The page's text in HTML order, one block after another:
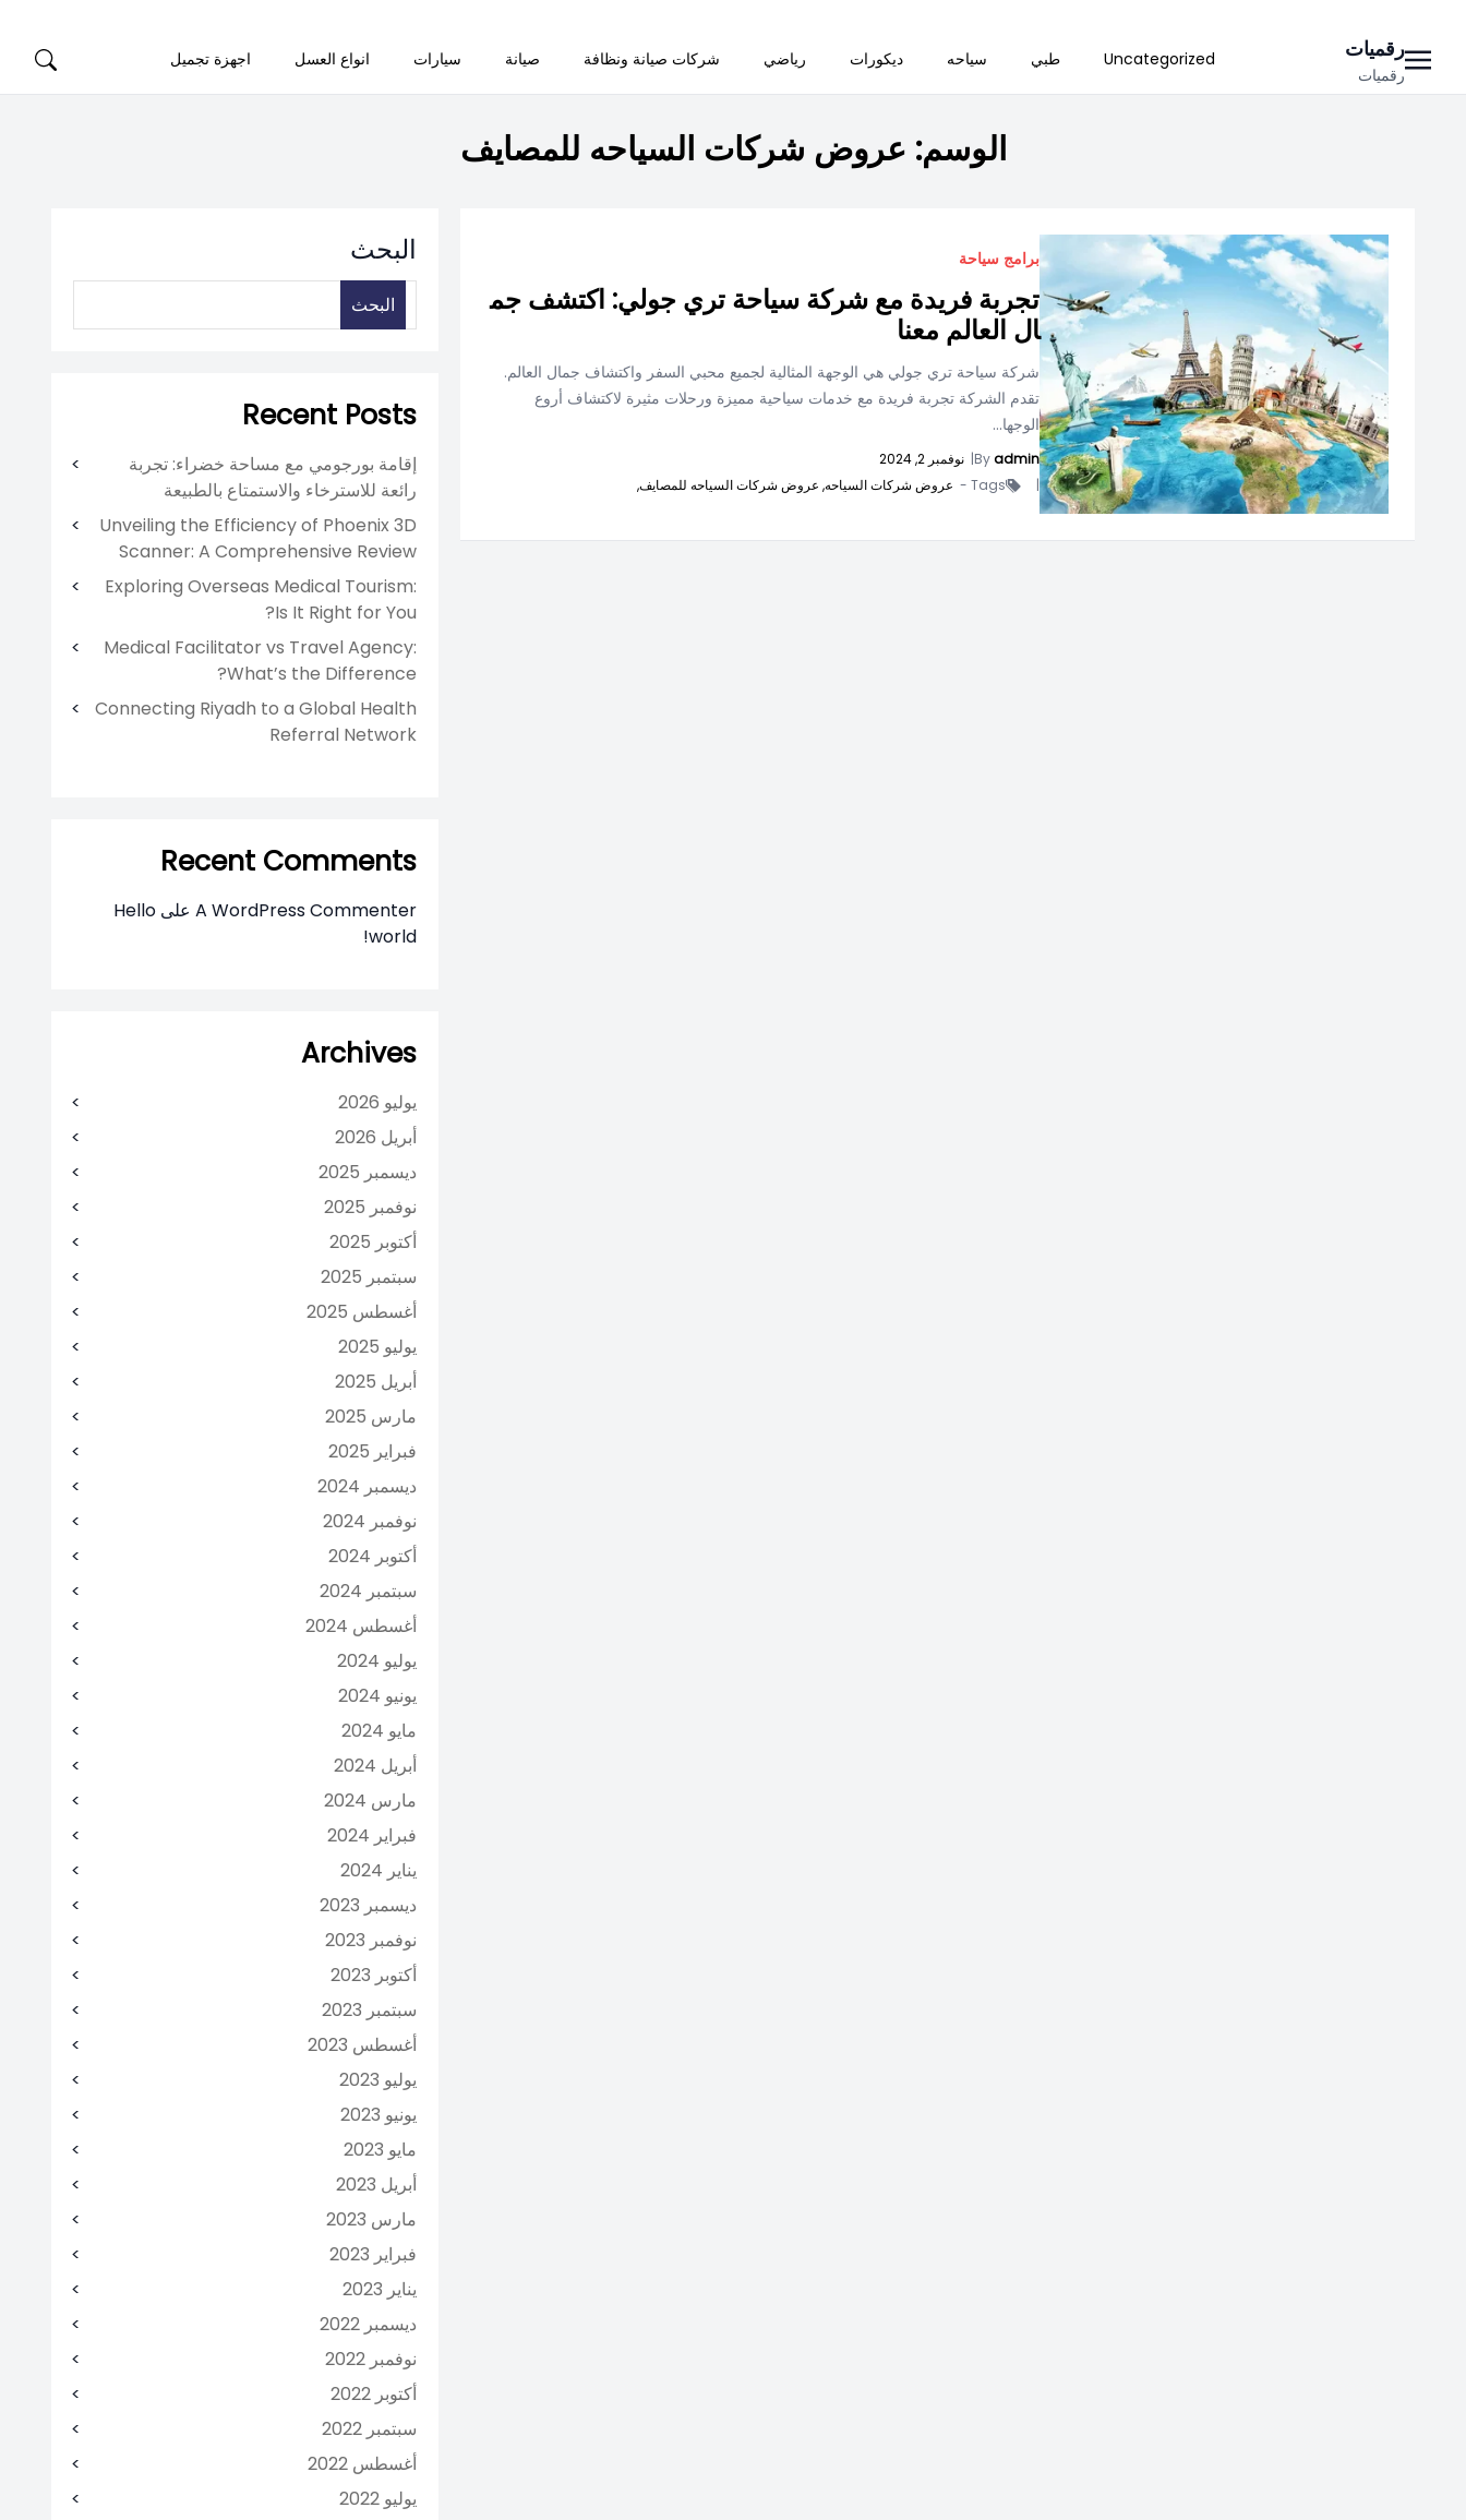
content
رقميات
رقميات
Uncategorized طبي سياحه ديكورات رياضي شركات صيانة ونظافة صيانة سيارات انواع العسل اجهزة تجميل
الوسم: عروض شركات السياحه للمصايف
برامج سياحة
تجربة فريدة مع شركة سياحة تري جولي: اكتشف جم
ال العالم معنا
شركة سياحة تري جولي هي الوجهة المثالية لجميع محبي السفر واكتشاف جمال العالم.
تقدم الشركة تجربة فريدة مع خدمات سياحية مميزة ورحلات مثيرة لاكتشاف أروع
الوجها...
Byadmin
| نوفمبر 2, 2024
|
Tags - عروض شركات السياحه, عروض شركات السياحه للمصايف,
البحث
البحث
Recent Posts
إقامة بورجومي مع مساحة خضراء: تجربة
رائعة للاسترخاء والاستمتاع بالطبيعة
Unveiling the Efficiency of Phoenix 3D
Scanner: A Comprehensive Review
Exploring Overseas Medical Tourism:
Is It Right for You?
Medical Facilitator vs Travel Agency:
What’s the Difference?
Connecting Riyadh to a Global Health
Referral Network
Recent Comments
A WordPress Commenter على Hello
world!
Archives
يوليو 2026
أبريل 2026
ديسمبر 2025
نوفمبر 2025
أكتوبر 2025
سبتمبر 2025
أغسطس 2025
يوليو 2025
أبريل 2025
مارس 2025
فبراير 2025
ديسمبر 2024
نوفمبر 2024
أكتوبر 2024
سبتمبر 2024
أغسطس 2024
يوليو 2024
يونيو 2024
مايو 2024
أبريل 2024
مارس 2024
فبراير 2024
يناير 2024
ديسمبر 2023
نوفمبر 2023
أكتوبر 2023
سبتمبر 2023
أغسطس 2023
يوليو 2023
يونيو 2023
مايو 2023
أبريل 2023
مارس 2023
فبراير 2023
يناير 2023
ديسمبر 2022
نوفمبر 2022
أكتوبر 2022
سبتمبر 2022
أغسطس 2022
يوليو 2022